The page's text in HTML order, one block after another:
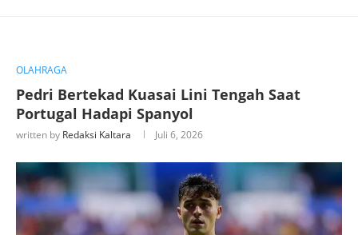
OLAHRAGA
Pedri Bertekad Kuasai Lini Tengah Saat
Portugal Hadapi Spanyol
written by Redaksi Kaltara Juli 6, 2026